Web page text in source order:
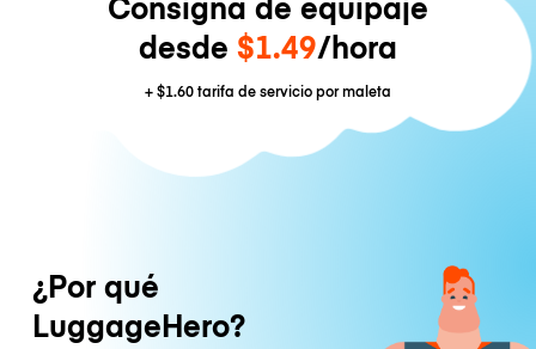
desde $1.49/hora
+$1.60tarifa de servicio por maleta
¿Por qué
LuggageHero?